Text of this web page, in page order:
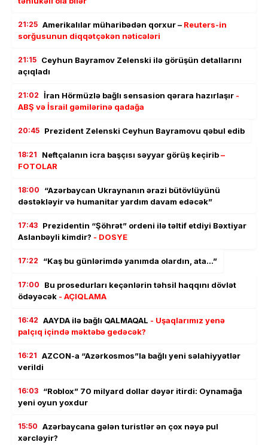
21:25 Amerikalılar müharibədən qorxur – Reuters-in
sorğusunun diqqətçəkən nəticələri
21:15 Ceyhun Bayramov Zelenski ilə görüşün detallarını
açıqladı
21:02 İran Hörmüzlə bağlı sensasion qərara hazırlaşır -
ABŞ və İsrail gəmilərinə qadağa
20:45 Prezident Zelenski Ceyhun Bayramovu qəbul edib
18:21 Neftçalanın icra başçısı səyyar görüş keçirib–
FOTOLAR
18:00
“Azərbaycan Ukraynanın ərazi bütövlüyünü
dəstəkləyir və humanitar yardım davam edəcək”
17:43 Prezidentin “Şöhrət” ordeni ilə təltif etdiyi Bəxtiyar
Aslanbəyli kimdir? - DOSYE
17:22 “Kaş bu günlərimdə yanımda olardın, ata…”
17:00
Bu prosedurları keçənlərin təhsil haqqını dövlət
ödəyəcək - AÇIQLAMA
16:42 AAYDA ilə bağlı QALMAQAL - Uşaqlarımız yenə
palçıq içində məktəbə gedəcək?
16:21 AZCON-a “Azərkosmos”la bağlı yeni səlahiyyətlər
verildi
16:03 “Roblox” 70 milyard dollar dəyər itirdi: Oynamağa
yeni oyun yoxdur
15:50 Azərbaycana gələn turistlər ən çox nəyə pul
xərcləyir?